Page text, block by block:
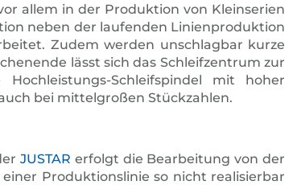
allem in der Produktion von Kleinserien
neben der laufenden Linienproduktion
Zudem werden unschlagbar kurze
lässt sich das Schleif­zentrum zur
Schleifspindel mit hoher
bei mittelgroßen Stückzahlen.
JUSTAR erfolgt die Bearbeitung von der
Produktionslinie so nicht realisierbar